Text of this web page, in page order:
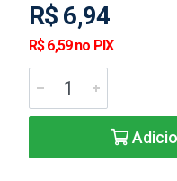
R$ 6,94
R$ 6,59 no PIX